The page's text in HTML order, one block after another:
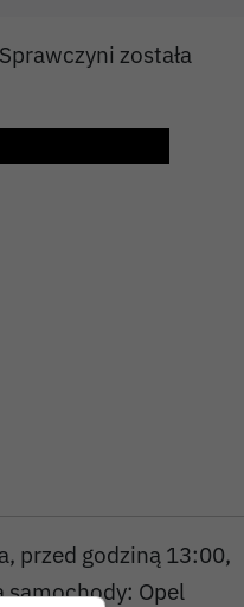
została
przed godziną 13:00,
samochody: Opel